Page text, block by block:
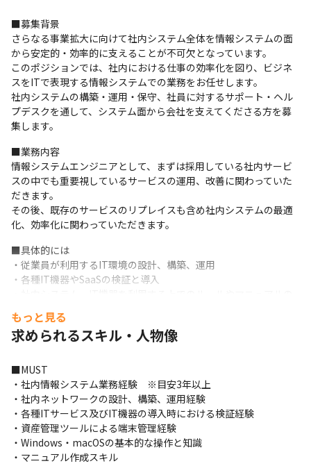
■募集背景
さらなる事業拡大に向けて社内システム全体を情報システムの面
から安定的・効率的に支えることが不可欠となっています。
このポジションでは、社内における仕事の効率化を図り、ビジネ
スをITで表現する情報システムでの業務をお任せします。
社内システムの構築・運用・保守、社員に対するサポート・ヘル
プデスクを通して、システム面から会社を支えてくださる方を募
集します。
■業務内容
情報システムエンジニアとして、まずは採用している社内サービ
スの中でも重要視しているサービスの運用、改善に関わっていた
だきます。
その後、既存のサービスのリプレイスも含め社内システムの最適
化、効率化に関わっていただきます。
■具体的には
・従業員が利用するIT環境の設計、構築、運用
・各種IT機器やSaaSの検証と導入
・IT資産管理（PC、スマートデバイス、ソフトウェア、アカウン
ト管理等）
・社内システムに関するSaaSベンダーや販社とのやり取り
・社内ヘルプデスク
・従業員のITを使った業務効率向上の支援
・新技術の社内適用への評価、上申
もっと見る
求められるスキル・人物像
■MUST
・社内情報システム業務経験　※目安3年以上
・社内ネットワークの設計、構築、運用経験
・各種ITサービス及びIT機器の導入時における検証経験
・資産管理ツールによる端末管理経験
・Windows・macOSの基本的な操作と知識
・マニュアル作成スキル